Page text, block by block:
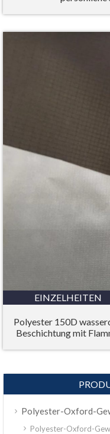
EINZELHEITEN
Polyester 150D
Beschichtung mit
Polyester-Oxford-
Polyester-Oxford-